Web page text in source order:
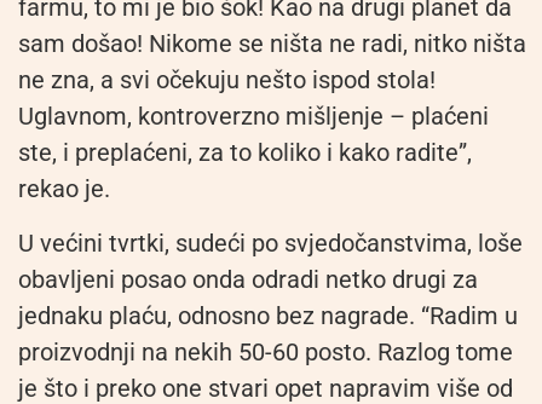
farmu, to mi je bio šok! Kao na drugi planet da
sam došao! Nikome se ništa ne radi, nitko ništa
ne zna, a svi očekuju nešto ispod stola!
Uglavnom, kontroverzno mišljenje – plaćeni
ste, i preplaćeni, za to koliko i kako radite”,
rekao je.
U većini tvrtki, sudeći po svjedočanstvima, loše
obavljeni posao onda odradi netko drugi za
jednaku plaću, odnosno bez nagrade. “Radim u
proizvodnji na nekih 50-60 posto. Razlog tome
je što i preko one stvari opet napravim više od